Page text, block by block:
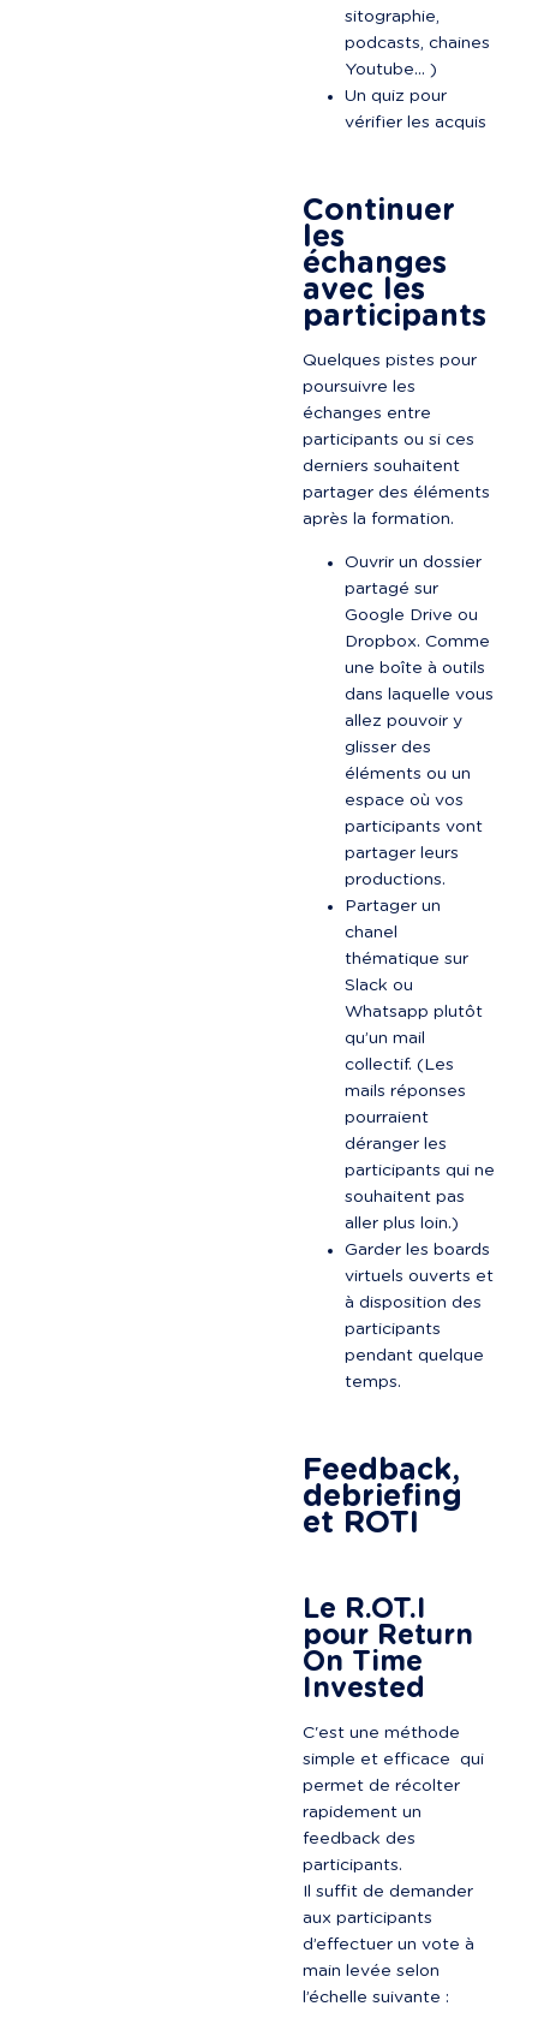
sitographie,
podcasts, chaines
Youtube… )
Un quiz pour
vérifier les acquis
Continuer
les
échanges
avec les
participants
Quelques pistes pour
poursuivre les
échanges entre
participants ou si ces
derniers souhaitent
partager des éléments
après la formation.
Ouvrir un dossier
partagé sur
Google Drive ou
Dropbox. Comme
une boîte à outils
dans laquelle vous
allez pouvoir y
glisser des
éléments ou un
espace où vos
participants vont
partager leurs
productions.
Partager un
chanel
thématique sur
Slack ou
Whatsapp plutôt
qu’un mail
collectif. (Les
mails réponses
pourraient
déranger les
participants qui ne
souhaitent pas
aller plus loin.)
Garder les boards
virtuels ouverts et
à disposition des
participants
pendant quelque
temps.
Feedback,
debriefing
et ROTI
Le R.OT.I
pour Return
On Time
Invested
C'est une méthode
simple et efficace  qui
permet de récolter
rapidement un
feedback des
participants.
Il suffit de demander
aux participants
d’effectuer un vote à
main levée selon
l’échelle suivante :